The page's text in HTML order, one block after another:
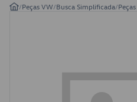
/Peças VW/Busca Simplificada/